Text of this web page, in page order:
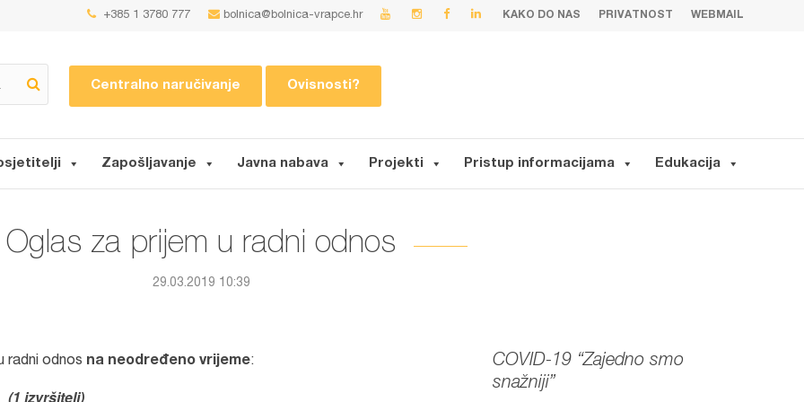
+385 1 3780 777 bolnica@bolnica-vrapce.hr KAKO DO NAS PRIVATNOST WEBMAIL
Centralno naručivanje Ovisnosti?
Zapošljavanje Javna nabava Projekti Pristup informacijama Edukacija
Oglas za prijem u radni odnos
29.03.2019 10:39
radni odnos na neodređeno vrijeme:
(1 izvršitelj)
COVID-19 “Zajedno smo
snažniji”